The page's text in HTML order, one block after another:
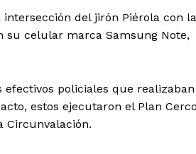
del jirón Piérola con la
su celular marca Samsung Note,
policiales que realizaban
estos ejecutaron el Plan
Circunvalación.